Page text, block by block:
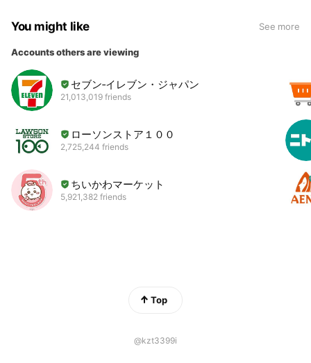
You might like See more
Accounts others are viewing
セブン‐イレブン・ジャパン
21,013,019 friends
ローソンストア１００
2,725,244 friends
ちいかわマーケット
5,921,382 friends
Top
@kzt3399i